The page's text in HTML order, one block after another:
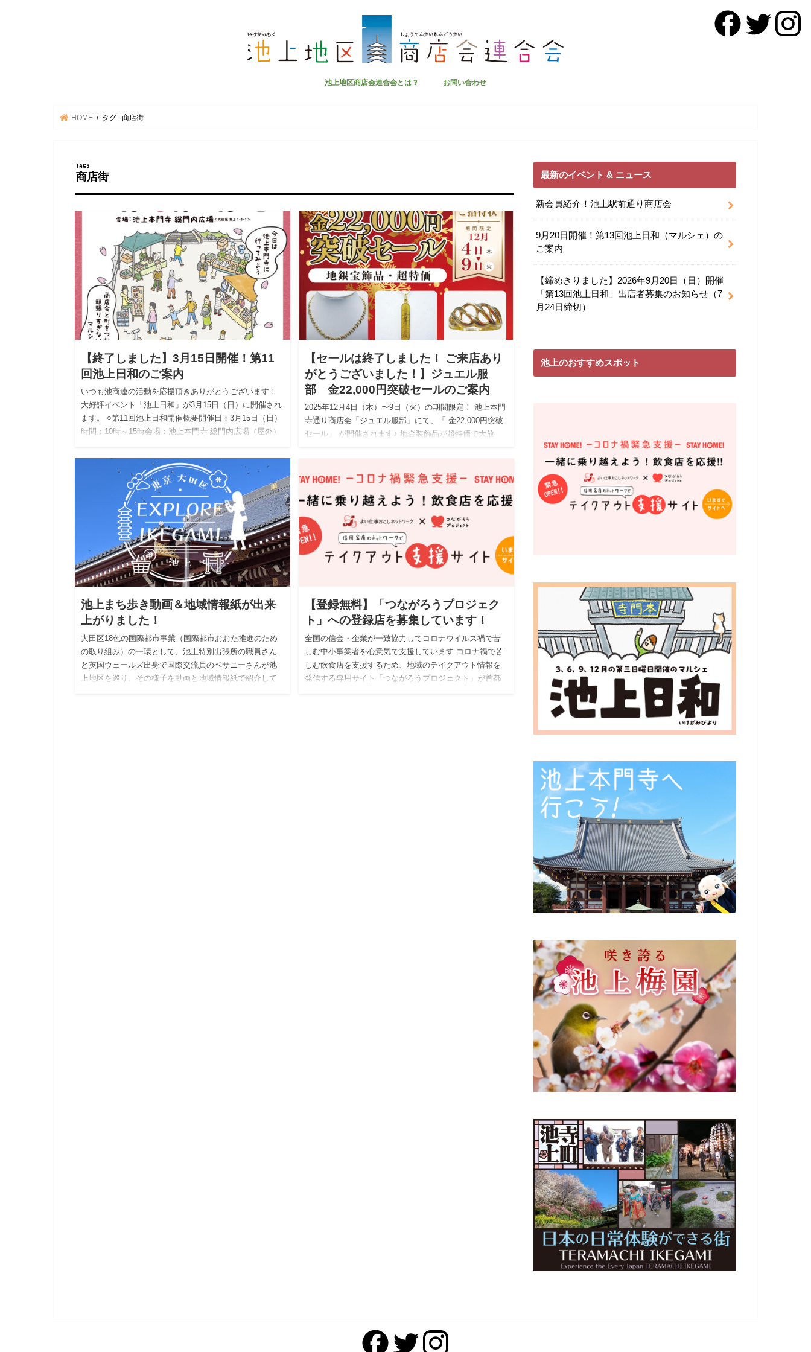
池上地区商店会連合会とは？ お問い合わせ
HOME タグ : 商店街
商店街
【終了しました】3月15日開催！第11
回池上日和のご案内
いつも池商連の活動を応援頂きありがとうございます！
大好評イベント「池上日和」が3月15日（日）に開催され
ます。 ○第11回池上日和開催概要開催日：3月15日（日）
時間：10時～15時会場：池上本門寺 総門内広場（屋外）
【セールは終了しました！ ご来店あり
がとうございました！】ジュエル服
部 金22,000円突破セールのご案内
2025年12月4日（木）〜9日（火）の期間限定！ 池上本門
寺通り商店会「ジュエル服部」にて、「 金22,000円突破
セール」 が開催されます♪ 地金装飾品が超特価で大放
池上まち歩き動画＆地域情報紙が出来
上がりました！
大田区18色の国際都市事業（国際都市おおた推進のため
の取り組み）の一環として、池上特別出張所の職員さん
と英国ウェールズ出身で国際交流員のベサニーさんが池
上地区を巡り、その様子を動画と地域情報紙で紹介して
【登録無料】「つながろうプロジェク
ト」への登録店を募集しています！
全国の信金・企業が一致協力してコロナウイルス禍で苦
しむ中小事業者を心意気で支援しています コロナ禍で苦
しむ飲食店を支援するため、地域のテイクアウト情報を
発信する専用サイト「つながろうプロジェクト」が首都
最新のイベント & ニュース
新会員紹介！池上駅前通り商店会
9月20日開催！第13回池上日和（マルシェ）の
ご案内
【締めきりました】2026年9月20日（日）開催
「第13回池上日和」出店者募集のお知らせ（7
月24日締切）
池上のおすすめスポット